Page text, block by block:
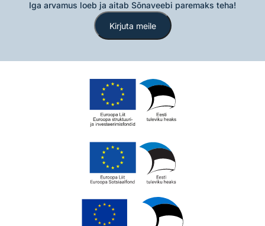
Iga arvamus loeb ja aitab Sõnaveebi paremaks teha!
Kirjuta meile